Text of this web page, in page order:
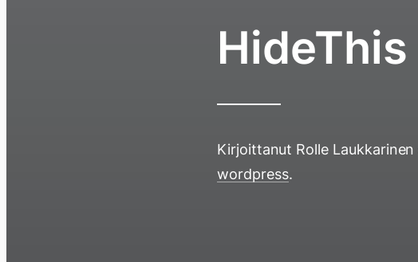
HideThis
Kirjoittanut Rolle Laukkarinen
wordpress.